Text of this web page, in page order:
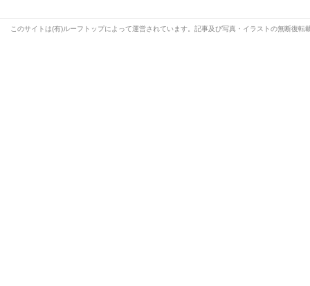
このサイトは(有)ルーフトップによって運営されています。記事及び写真・イラストの無断復転